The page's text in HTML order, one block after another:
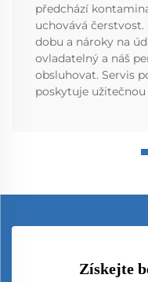
předchází
uchovává
dobu a nároky na
ovladatelný a náš
obsluhovat. Servis
poskytuje
Získejte